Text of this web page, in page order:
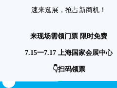
速来逛展，抢占新商机！
来现场需领门票 限时免费
7.15一7.17 上海国家会展中心
👇扫码领票